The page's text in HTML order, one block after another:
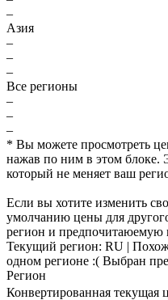
–
Азия
–
–
–
Все регионы
–
–
–
* Вы можете просмотреть
нажав по ним в этом блоке.
который не меняет ваш
Если вы хотите изменить
умолчанию цены для
регион и предпочитаюемую
Текущий регион: RU |
одном регионе :( Выбран
Регион
Конвертированная текущая ц